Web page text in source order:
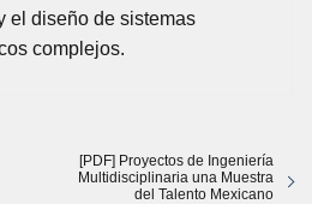
el diseño de sistemas
complejos.
[PDF] Proyectos de Ingeniería
Multidisciplinaria una Muestra
del Talento Mexicano